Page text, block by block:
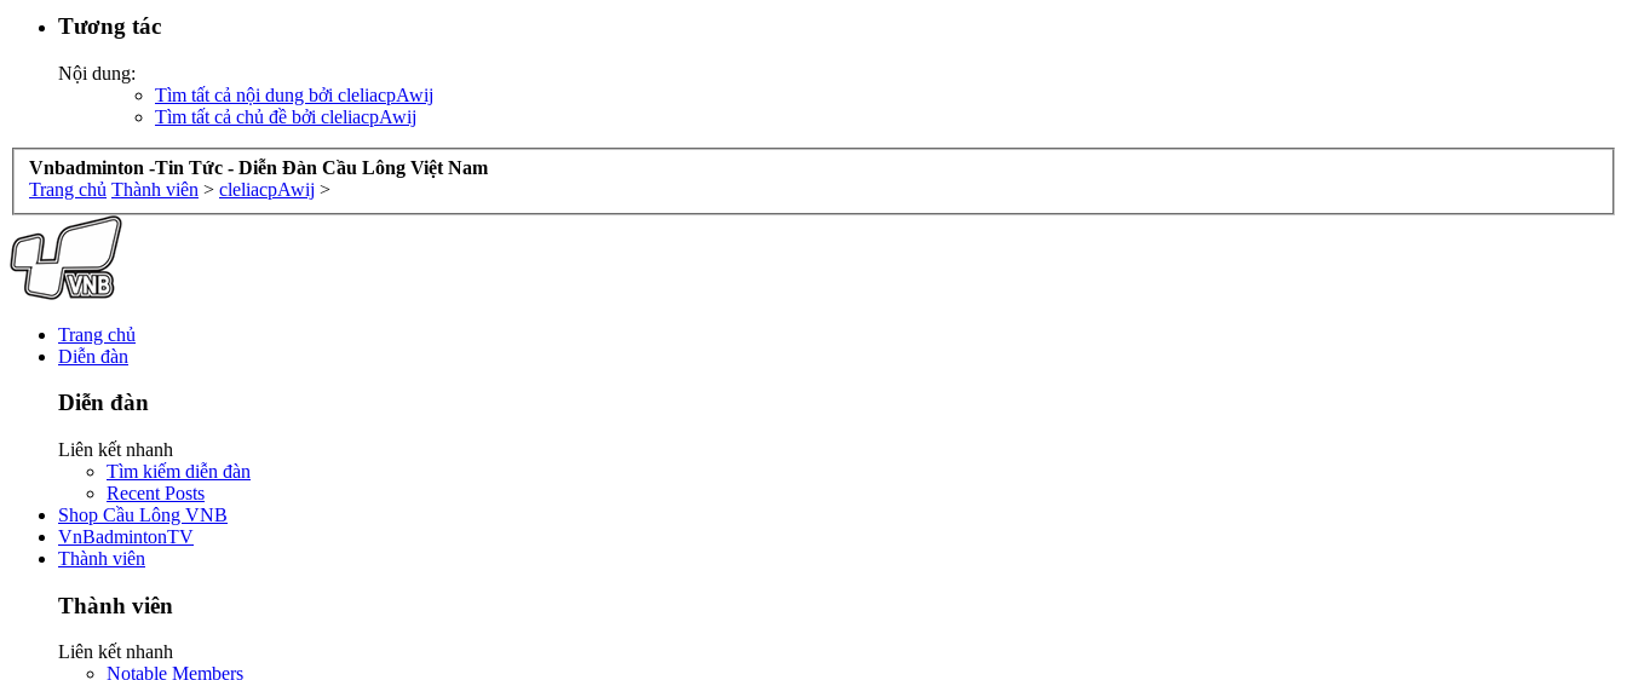
Tương tác
Nội dung:
Tìm tất cả nội dung bởi cleliacpAwij
Tìm tất cả chủ đề bởi cleliacpAwij
Vnbadminton -Tin Tức - Diễn Đàn Cầu Lông Việt Nam
Trang chủ Thành viên > cleliacpAwij >
Trang chủ
Diễn đàn
Diễn đàn
Liên kết nhanh
Tìm kiếm diễn đàn
Recent Posts
Shop Cầu Lông VNB
VnBadmintonTV
Thành viên
Thành viên
Liên kết nhanh
Notable Members